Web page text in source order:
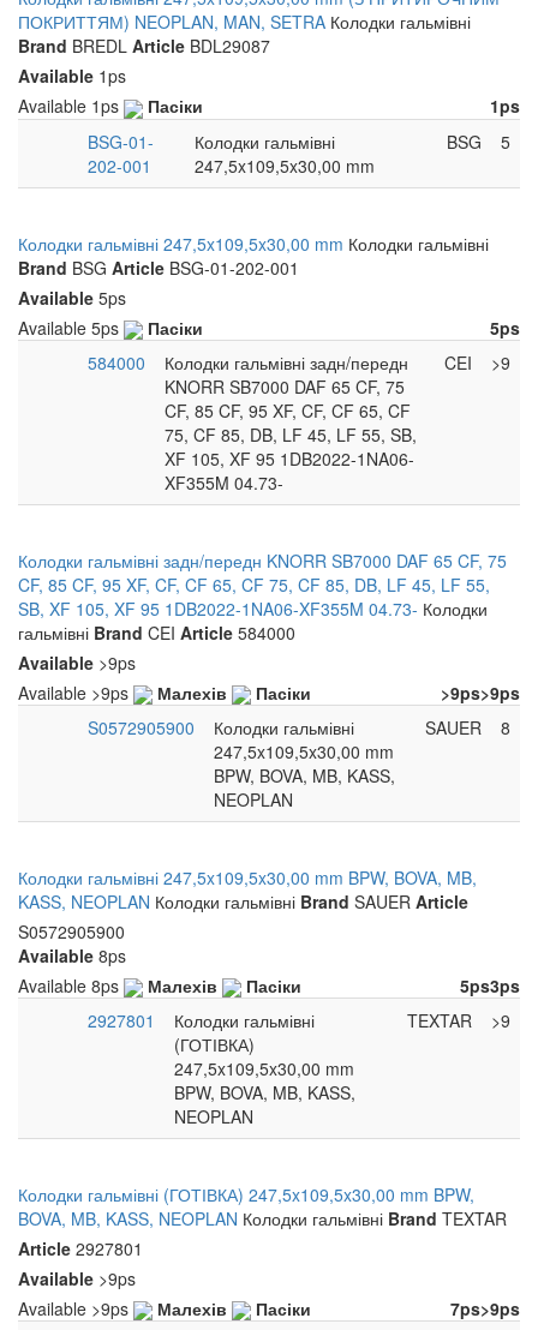
ПОКРИТТЯМ) NEOPLAN, MAN, SETRA Колодки гальмівні
Brand BREDL Article BDL29087
Available 1ps
Available 1ps Пасіки
1ps
BSG-01-
202-001
Колодки гальмівні
247,5x109,5x30,00 mm
BSG 5
Колодки гальмівні 247,5x109,5x30,00 mm Колодки гальмівні
Brand BSG Article BSG-01-202-001
Available 5ps
Available 5ps Пасіки
5ps
584000
Колодки гальмівні задн/передн
KNORR SB7000 DAF 65 CF, 75
CF, 85 CF, 95 XF, CF, CF 65, CF
75, CF 85, DB, LF 45, LF 55, SB,
XF 105, XF 95 1DB2022-1NA06-
XF355M 04.73-
CEI >9
Колодки гальмівні задн/передн KNORR SB7000 DAF 65 CF, 75
CF, 85 CF, 95 XF, CF, CF 65, CF 75, CF 85, DB, LF 45, LF 55,
SB, XF 105, XF 95 1DB2022-1NA06-XF355M 04.73- Колодки
гальмівні Brand CEI Article 584000
Available >9ps
Available >9ps Малехів >9ps
Пасіки
>9ps
S0572905900
Колодки гальмівні
247,5x109,5x30,00 mm
BPW, BOVA, MB, KASS,
NEOPLAN
SAUER 8
Колодки гальмівні 247,5x109,5x30,00 mm BPW, BOVA, MB,
KASS, NEOPLAN Колодки гальмівні Brand SAUER Article
S0572905900
Available 8ps
Available 8ps Малехів 3ps
Пасіки
5ps
2927801
Колодки гальмівні
(ГОТІВКА)
247,5x109,5x30,00 mm
BPW, BOVA, MB, KASS,
NEOPLAN
TEXTAR >9
Колодки гальмівні (ГОТІВКА) 247,5x109,5x30,00 mm BPW,
BOVA, MB, KASS, NEOPLAN Колодки гальмівні Brand TEXTAR
Article 2927801
Available >9ps
Available >9ps Малехів >9ps
Пасіки
7ps